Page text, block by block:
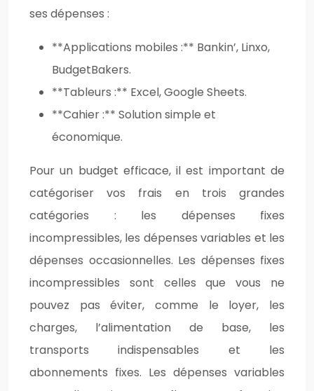
ses dépenses :
**Applications mobiles :** Bankin’, Linxo,
BudgetBakers.
**Tableurs :** Excel, Google Sheets.
**Cahier :** Solution simple et
économique.
Pour un budget efficace, il est important de
catégoriser vos frais en trois grandes
catégories : les dépenses fixes
incompressibles, les dépenses variables et les
dépenses occasionnelles. Les dépenses fixes
incompressibles sont celles que vous ne
pouvez pas éviter, comme le loyer, les
charges, l’alimentation de base, les
transports indispensables et les
abonnements fixes. Les dépenses variables